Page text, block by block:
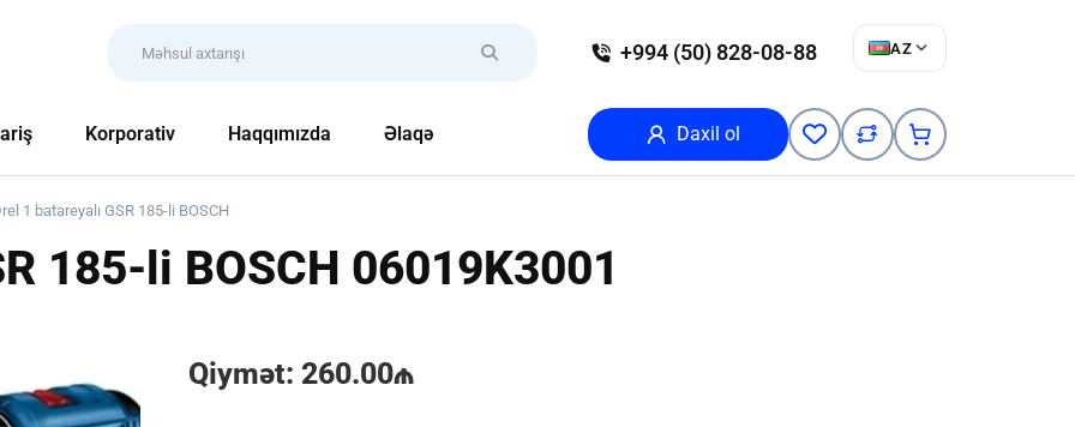
+994 (50) 828-08-88 AZ
Korporativ Haqqımızda Əlaqə Daxil ol
1 batareyalı GSR 185-li BOSCH
185-li BOSCH 06019K3001
Qiymət: 260.00₼